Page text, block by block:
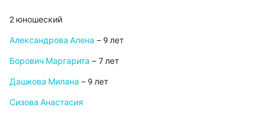
2 юношеский
Александрова Алена – 9 лет
Борович Маргарита – 7 лет
Дашкова Милана – 9 лет
Сизова Анастасия